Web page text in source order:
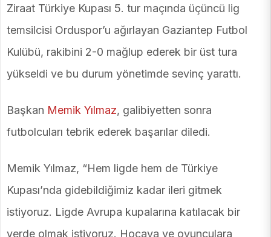
Ziraat Türkiye Kupası 5. tur maçında üçüncü lig
temsilcisi Orduspor’u ağırlayan Gaziantep Futbol
Kulübü, rakibini 2-0 mağlup ederek bir üst tura
yükseldi ve bu durum yönetimde sevinç yarattı.
Başkan Memik Yılmaz, galibiyetten sonra
futbolcuları tebrik ederek başarılar diledi.
Memik Yılmaz, “Hem ligde hem de Türkiye
Kupası’nda gidebildiğimiz kadar ileri gitmek
istiyoruz. Ligde Avrupa kupalarına katılacak bir
yerde olmak istiyoruz. Hocaya ve oyunculara